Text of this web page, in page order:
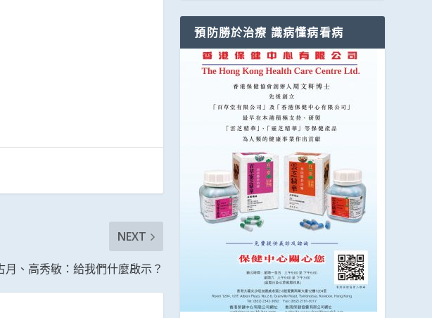
NEXT
月、高秀敏：給我們什麼啟示？
預防勝於治療 識病懂病看病